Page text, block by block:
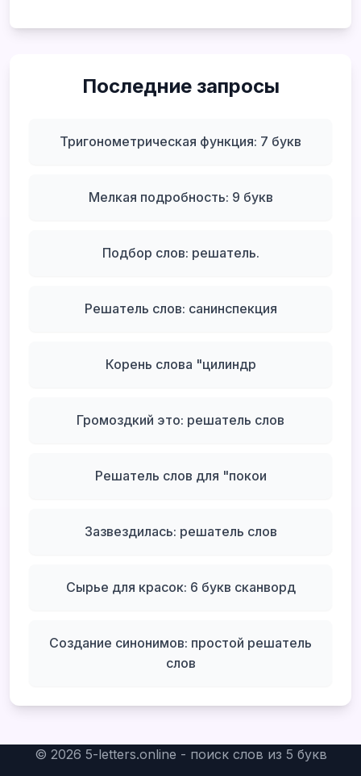
Последние запросы
Тригонометрическая функция: 7 букв
Мелкая подробность: 9 букв
Подбор слов: решатель.
Решатель слов: санинспекция
Корень слова "цилиндр
Громоздкий это: решатель слов
Решатель слов для "покои
Зазвездилась: решатель слов
Сырье для красок: 6 букв сканворд
Создание синонимов: простой решатель
слов
© 2026 5-letters.online - поиск слов из 5 букв